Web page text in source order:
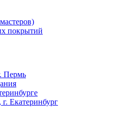
покрытий
Пермь
Екатеринбург